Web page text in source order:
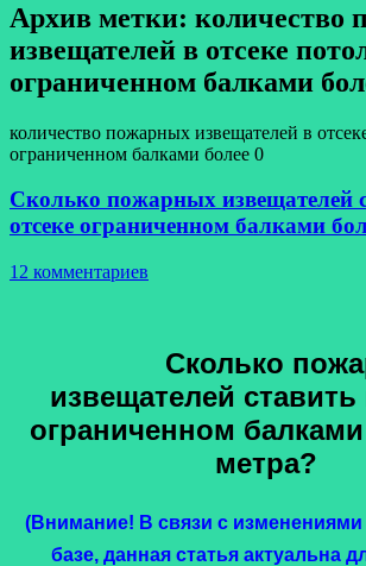
Архив метки: количество
извещателей в отсеке
ограниченном балками
количество пожарных извещателей в
ограниченном балками более 0
Сколько пожарных извещателей
отсеке ограниченном балками
12 комментариев
Сколько
извещателей ставить
ограниченном
метра?
(Внимание! В связи с
базе, данная статья актуальна